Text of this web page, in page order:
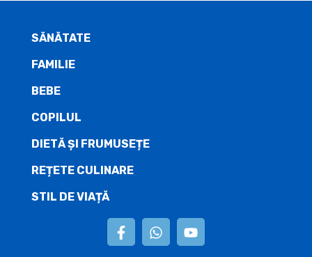
SĂNĂTATE
FAMILIE
BEBE
COPILUL
DIETĂ ŞI FRUMUSEȚE
REȚETE CULINARE
STIL DE VIAȚĂ